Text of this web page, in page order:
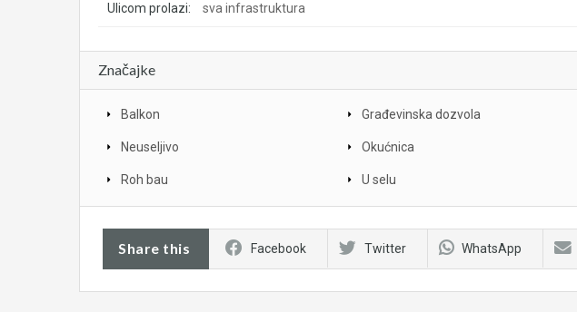
Ulicom prolazi: sva infrastruktura
Značajke
Balkon Građevinska dozvola
Neuseljivo Okućnica
Roh bau U selu
Share this Facebook Twitter WhatsApp